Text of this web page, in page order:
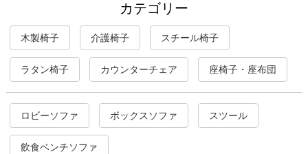
カテゴリー
木製椅子 介護椅子 スチール椅子
ラタン椅子 カウンターチェア 座椅子・座布団
ロビーソファ ボックスソファ スツール
飲食ベンチソファ